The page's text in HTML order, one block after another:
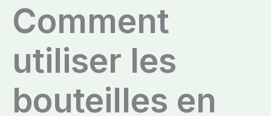
Comment
utiliser les
bouteilles en